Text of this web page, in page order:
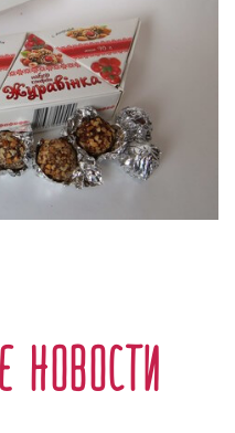
новости